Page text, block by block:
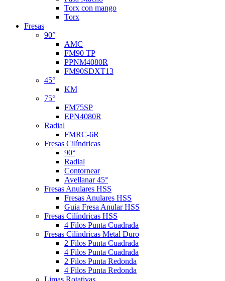
Torx con mango
Torx
Fresas
90°
AMC
FM90 TP
PPNM4080R
FM90SDXT13
45°
KM
75°
FM75SP
EPN4080R
Radial
FMRC-6R
Fresas Cilíndricas
90°
Radial
Contornear
Avellanar 45°
Fresas Anulares HSS
Fresas Anulares HSS
Guia Fresa Anular HSS
Fresas Cilíndricas HSS
4 Filos Punta Cuadrada
Fresas Cilíndricas Metal Duro
2 Filos Punta Cuadrada
4 Filos Punta Cuadrada
2 Filos Punta Redonda
4 Filos Punta Redonda
Limas Rotativas